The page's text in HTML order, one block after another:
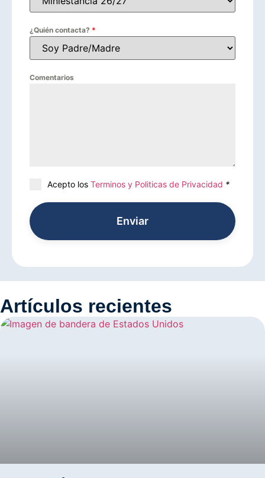
¿Quién contacta? *
Comentarios
Acepto los Terminos y Politicas de Privacidad *
Enviar
Artículos recientes